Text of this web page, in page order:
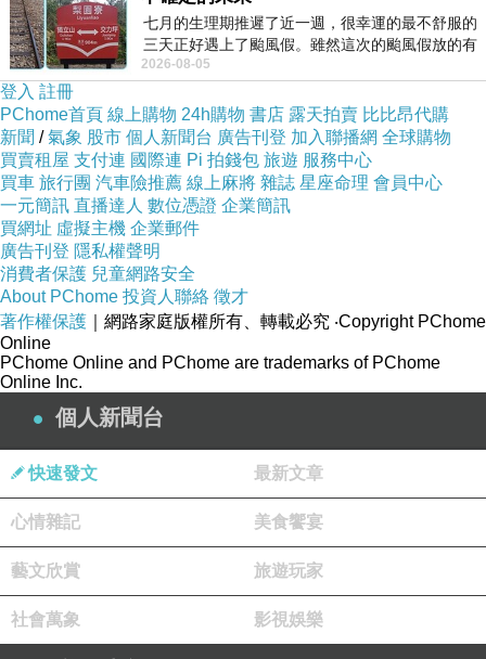
之類的，重要的SAT考試(考大學)卻生病導致無
法好好考試，對他幫助最大的老師卻在考試前夕
也過世。
如何談呢？我仔細想了又想，我覺得怎樣講都容
易讓這個個案反感，我不知道答案。
有人可能覺得他很難與這樣的個人對談，因為很
多人喜歡用「人生勝利組」這個頭銜套在他身
上。
他個人其實不是很喜歡這個詞彙。
制社會」的想法。他開玩笑的說，他還沒接收到
如何和不同價值觀的人對話，很重要。
七月的生理期推遲了近一週，很幸運的最不舒服的
三天正好遇上了颱風假。雖然這次的颱風假放的有
點虛，因為風雨不大，但這也是最想要的
2026-08-05
登入 註冊
PChome首頁 線上購物 24h購物 書店 露天拍賣 比比昂代購
新聞 /氣象 股市 個人新聞台 廣告刊登 加入聯播網 全球購物
買賣租屋 支付連 國際連 Pi 拍錢包 旅遊 服務中心
買車 旅行團 汽車險推薦 線上麻將 雜誌 星座命理 會員中心
一元簡訊 直播達人 數位憑證 企業簡訊
買網址 虛擬主機 企業郵件
廣告刊登 隱私權聲明
消費者保護 兒童網路安全
About PChome 投資人聯絡 徵才
著作權保護 ｜網路家庭版權所有、轉載必究 ‧Copyright PChome
Online
PChome Online and PChome are trademarks of PChome
Online Inc.
個人新聞台
快速發文 最新文章
心情雜記 美食饗宴
藝文欣賞 旅遊玩家
社會萬象 影視娛樂